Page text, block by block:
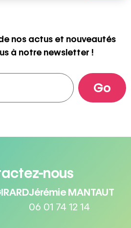
nos actus et nouveautés
à notre newsletter !
nous
Jérémie MANTAUT
06 01 74 12 14